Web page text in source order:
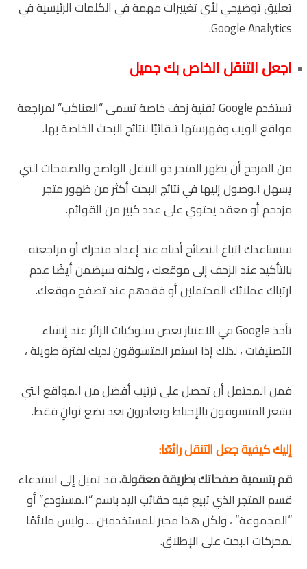
تعليق توضيحي لأي تغييرات مهمة في الكلمات الرئيسية في
Google Analytics.
اجعل التنقل الخاص بك جميل
تستخدم Google تقنية زحف خاصة تسمى “العناكب” لمراجعة
مواقع الويب وفهرستها تلقائيًا لنتائج البحث الخاصة بها.
من المرجح أن يظهر المتجر ذو التنقل الواضح والصفحات التي
يسهل الوصول إليها في نتائج البحث أكثر من ظهور متجر
مزدحم أو معقد يحتوي على عدد كبير من القوائم.
سيساعدك اتباع النصائح أدناه عند إعداد متجرك أو مراجعته
بالتأكيد عند الزحف إلى موقعك ، ولكنه سيضمن أيضًا عدم
ارتباك عملائك المحتملين أو فقدهم عند تصفح موقعك.
تأخذ Google في الاعتبار بعض سلوكيات الزائر عند إنشاء
التصنيفات ، لذلك إذا استمر المتسوقون لديك لفترة طويلة ،
فمن المحتمل أن تحصل على ترتيب أفضل من المواقع التي
يشعر المتسوقون بالإحباط ويغادرون بعد بضع ثوانٍ فقط.
إليك كيفية جعل التنقل رائعًا:
قم بتسمية صفحاتك بطريقة معقولة.قد تميل إلى استدعاء
قسم المتجر الذي تبيع فيه حقائب اليد باسم “المستودع” أو
“المجموعة” ، ولكن هذا محير للمستخدمين … وليس ملائمًا
لمحركات البحث على الإطلاق.